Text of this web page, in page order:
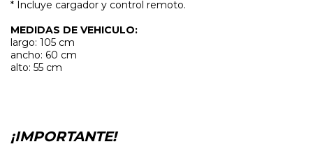
* Incluye cargador y control remoto.
MEDIDAS DE VEHICULO:
largo: 105 cm
ancho: 60 cm
alto: 55 cm
¡IMPORTANTE!